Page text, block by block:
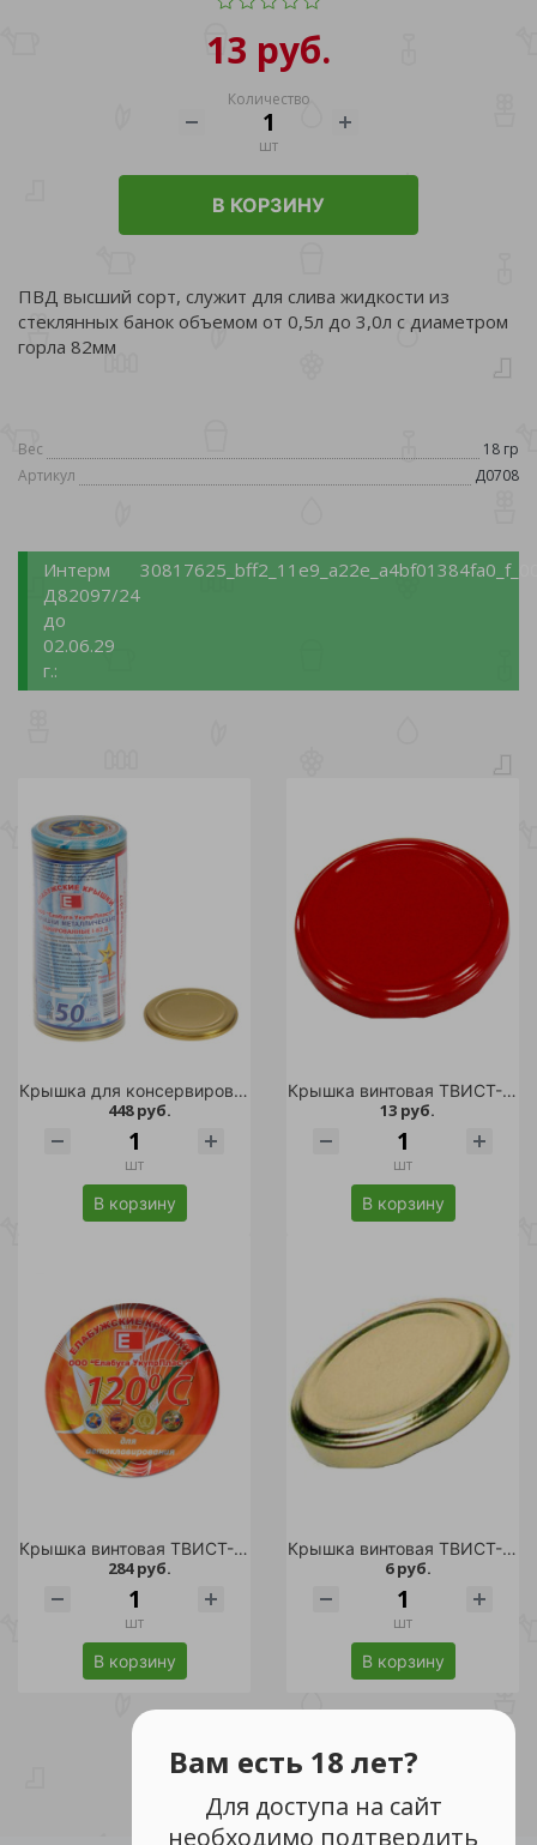
Вам есть 18 лет?
Для доступа на сайт
необходимо подтвердить
13 руб.
Количество
шт
В КОРЗИНУ
ПВД высший сорт, служит для слива жидкости из
стеклянных банок объемом от 0,5л до 3,0л с диаметром
горла 82мм
Вес
18 гр
Артикул
Д0708
Интерм
Д82097/24
до
02.06.29
г.:
Крышка для консервирования СКО ЕЛАБУГА 50шт /12
448 руб.
шт
В корзину
Крышка винтовая ТВИСТ-ОФФ моно-цвет 1шт. d 82 красная/500
13 руб.
шт
В корзину
Крышка винтовая ТВИСТ-ОФФ для автоклавирования d-82 20шт /12
284 руб.
шт
В корзину
Крышка винтовая ТВИСТ-ОФФ моно-цвет 1шт.d 58 золотая/50
6 руб.
шт
В корзину